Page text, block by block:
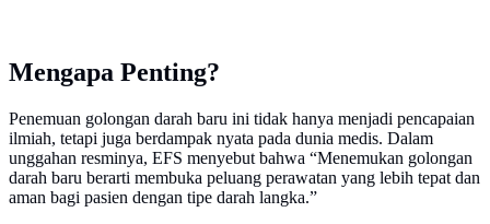
Mengapa Penting?
Penemuan golongan darah baru ini tidak hanya menjadi pencapaian
ilmiah, tetapi juga berdampak nyata pada dunia medis. Dalam
unggahan resminya, EFS menyebut bahwa “Menemukan golongan
darah baru berarti membuka peluang perawatan yang lebih tepat dan
aman bagi pasien dengan tipe darah langka.”